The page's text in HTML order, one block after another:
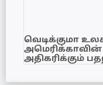
வெடிக்குமா
அமெரிக்காவின்
அதிகரிக்கும்